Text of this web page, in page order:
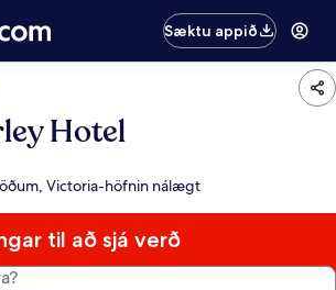
Sæktu appið
Hotel
Victoria-höfnin nálægt
til að sjá verð